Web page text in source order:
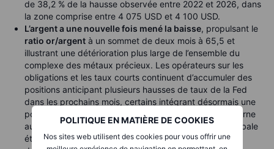
POLITIQUE EN MATIÈRE DE COOKIES
Nos sites web utilisent des cookies pour vous offrir une
de 38,2 % de la hausse observée entre 2022 et 2026, dans
la zone comprise entre 4 075 USD et 4 100 USD.
L’argent a une nouvelle fois mené la baisse, propulsant le
ratio or/argent à un sommet de deux mois à 65,5 et
illustrant une détérioration plus large de l’ensemble du
complexe des métaux précieux. Les opérateurs sur les
obligations et les taux courts continuent d’accumuler des
positions anticipant plusieurs hausses de taux de la Fed
dans les prochains mois, certains intégrant désormais une
possible intervention dès septembre. L’attention se tourne
aujourd’hui vers le rapport CPI américain, l’inflation globale
étant attendue au-dessus de 4 % pour la première fois